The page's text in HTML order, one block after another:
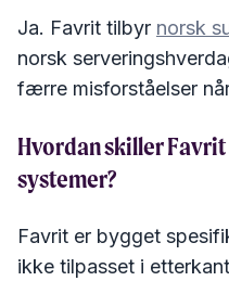
Ja. Favrit tilbyr norsk
norsk
færre misforståelser
Hvordan skiller Favrit
systemer?
Favrit er bygget
ikke tilpasset i